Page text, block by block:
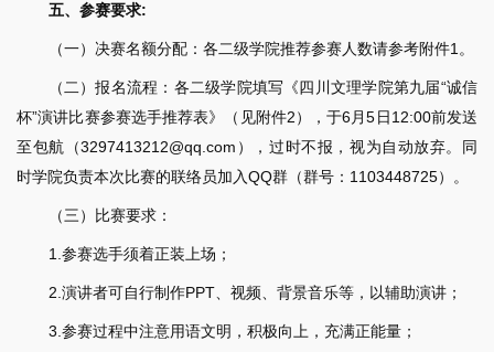
五、参赛要求:
（一）决赛名额分配：各二级学院推荐参赛人数请参考附件1。
（二）报名流程：各二级学院填写《四川文理学院第九届“诚信
杯”演讲比赛参赛选手推荐表》（见附件2），于6月5日12:00前发送
至包航（3297413212@qq.com），过时不报，视为自动放弃。同
时学院负责本次比赛的联络员加入QQ群（群号：1103448725）。
（三）比赛要求：
1.参赛选手须着正装上场；
2.演讲者可自行制作PPT、视频、背景音乐等，以辅助演讲；
3.参赛过程中注意用语文明，积极向上，充满正能量；